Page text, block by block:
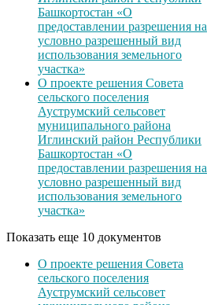
Башкортостан «О
предоставлении разрешения на
условно разрешенный вид
использования земельного
участка»
О проекте решения Совета
сельского поселения
Ауструмский сельсовет
муниципального района
Иглинский район Республики
Башкортостан «О
предоставлении разрешения на
условно разрешенный вид
использования земельного
участка»
Показать еще 10 документов
О проекте решения Совета
сельского поселения
Ауструмский сельсовет